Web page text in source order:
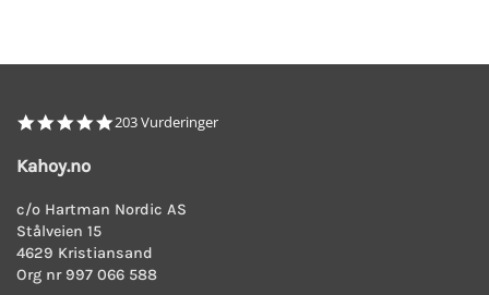
4.8
203 Vurderinger
Kahoy.no
c/o Hartman Nordic AS
Stålveien 15
4629 Kristiansand
Org nr 997 066 588